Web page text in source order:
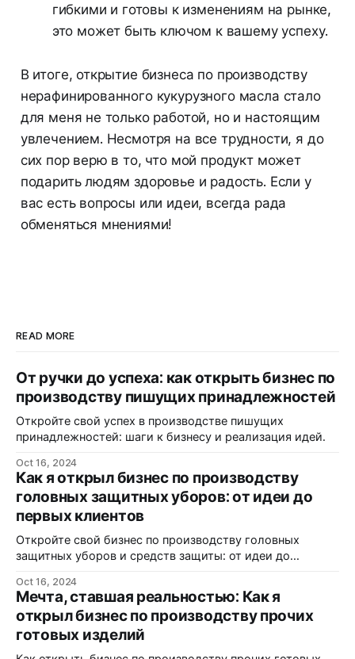
гибкими и готовы к изменениям на рынке,
это может быть ключом к вашему успеху.
В итоге, открытие бизнеса по производству
нерафинированного кукурузного масла стало
для меня не только работой, но и настоящим
увлечением. Несмотря на все трудности, я до
сих пор верю в то, что мой продукт может
подарить людям здоровье и радость. Если у
вас есть вопросы или идеи, всегда рада
обменяться мнениями!
READ MORE
От ручки до успеха: как открыть бизнес по
производству пишущих принадлежностей
Откройте свой успех в производстве пишущих
принадлежностей: шаги к бизнесу и реализация идей.
Oct 16, 2024
Как я открыл бизнес по производству
головных защитных уборов: от идеи до
первых клиентов
Откройте свой бизнес по производству головных
защитных уборов и средств защиты: от идеи до
Oct 16, 2024
Мечта, ставшая реальностью: Как я
открыл бизнес по производству прочих
готовых изделий